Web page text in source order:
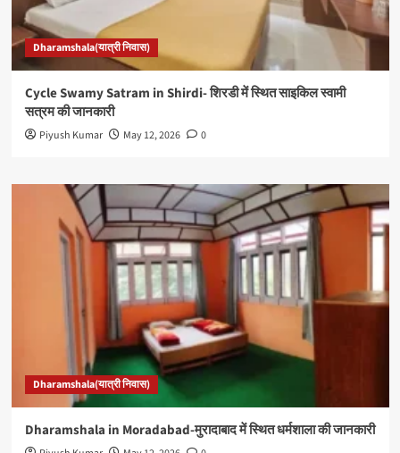
Dharamshala(यात्री निवास)
Cycle Swamy Satram in Shirdi- शिरडी में स्थित साइकिल स्वामी
सत्रम की जानकारी
Piyush Kumar May 12, 2026 0
Dharamshala(यात्री निवास)
Dharamshala in Moradabad-मुरादाबाद में स्थित धर्मशाला की जानकारी